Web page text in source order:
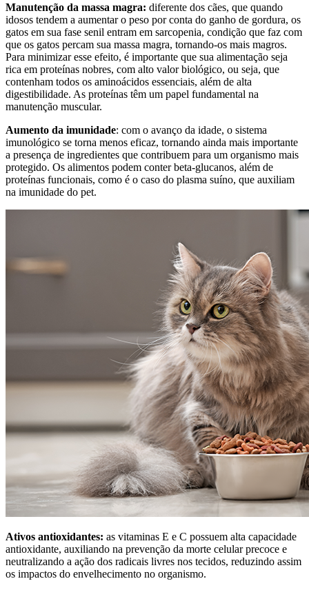
Manutenção da massa magra: diferente dos cães, que quando
idosos tendem a aumentar o peso por conta do ganho de gordura, os
gatos em sua fase senil entram em sarcopenia, condição que faz com
que os gatos percam sua massa magra, tornando-os mais magros.
Para minimizar esse efeito, é importante que sua alimentação seja
rica em proteínas nobres, com alto valor biológico, ou seja, que
contenham todos os aminoácidos essenciais, além de alta
digestibilidade. As proteínas têm um papel fundamental na
manutenção muscular.
Aumento da imunidade: com o avanço da idade, o sistema
imunológico se torna menos eficaz, tornando ainda mais importante
a presença de ingredientes que contribuem para um organismo mais
protegido. Os alimentos podem conter beta-glucanos, além de
proteínas funcionais, como é o caso do plasma suíno, que auxiliam
na imunidade do pet.
Ativos antioxidantes: as vitaminas E e C possuem alta capacidade
antioxidante, auxiliando na prevenção da morte celular precoce e
neutralizando a ação dos radicais livres nos tecidos, reduzindo assim
os impactos do envelhecimento no organismo.